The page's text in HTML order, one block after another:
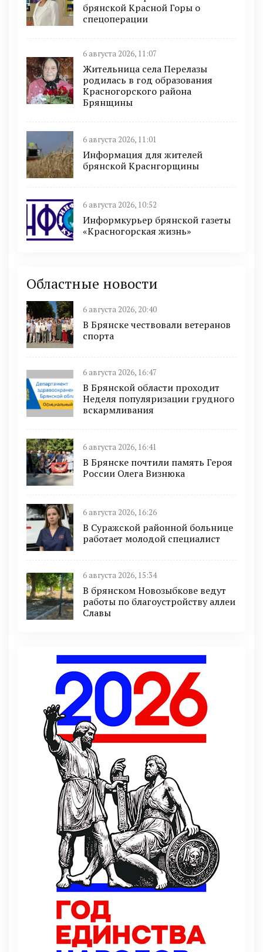
брянской Красной Горы о
спецоперации
6 августа 2026, 11:07
Жительница села Перелазы
родилась в год образования
Красногорского района
Брянщины
6 августа 2026, 11:01
Информация для жителей
брянской Краснгорщины
6 августа 2026, 10:52
Информкурьер брянской газеты
«Красногорская жизнь»
Областные новости
6 августа 2026, 20:40
В Брянске чествовали ветеранов
спорта
6 августа 2026, 16:47
В Брянской области проходит
Неделя популяризации грудного
вскармливания
6 августа 2026, 16:41
В Брянске почтили память Героя
России Олега Визнюка
6 августа 2026, 16:26
В Суражской районной больнице
работает молодой специалист
6 августа 2026, 15:34
В брянском Новозыбкове ведут
работы по благоустройству аллеи
Славы